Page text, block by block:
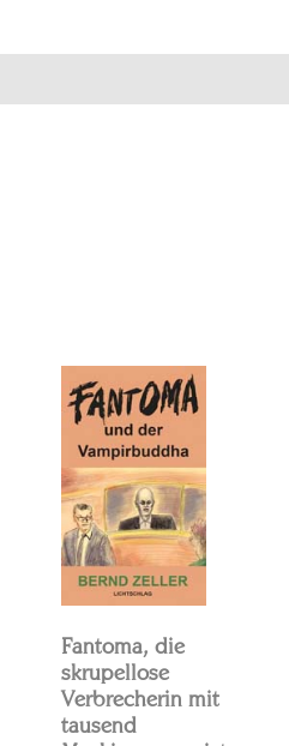
Fantoma, die
skrupellose
Verbrecherin mit
tausend